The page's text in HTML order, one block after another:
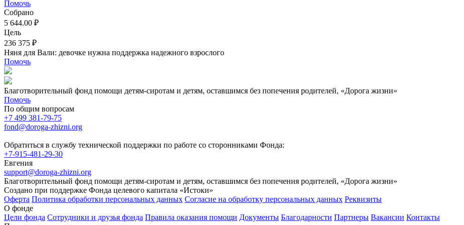
Помочь
Собрано
5 644.00 ₽
Цель
236 375 ₽
Няня для Вали: девочке нужна поддержка надежного взрослого
Помочь
Благотворительный фонд помощи детям-сиротам и детям, оставшимся без попечения родителей, «Дорога жизни»
Помочь
По общим вопросам
+7 499 381-79-75
fond@doroga-zhizni.org
Обратиться в службу технической поддержки по работе со сторонниками Фонда:
+7-915-481-29-30
Евгения
support@doroga-zhizni.org
Благотворительный фонд помощи детям-сиротам и детям, оставшимся без попечения родителей, «Дорога жизни»
Создано при поддержке Фонда целевого капитала «Истоки»
Оферта Политика обработки персональных данных Согласие на обработку персональных данных Реквизиты
О фонде
Цели фонда Сотрудники и друзья фонда Правила оказания помощи Документы Благодарности Партнеры Вакансии Контакты